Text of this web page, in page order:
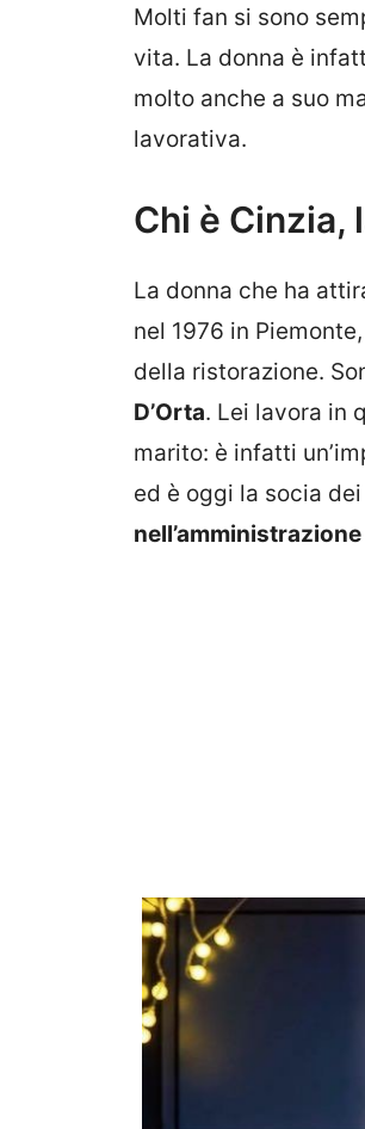
Molti fan si sono
vita. La donna è
molto anche a suo
lavorativa.
Chi è Cinzia,
La donna che ha
nel 1976 in
della ristorazione.
D’Orta. Lei lavora in
marito: è infatti
ed è oggi la socia